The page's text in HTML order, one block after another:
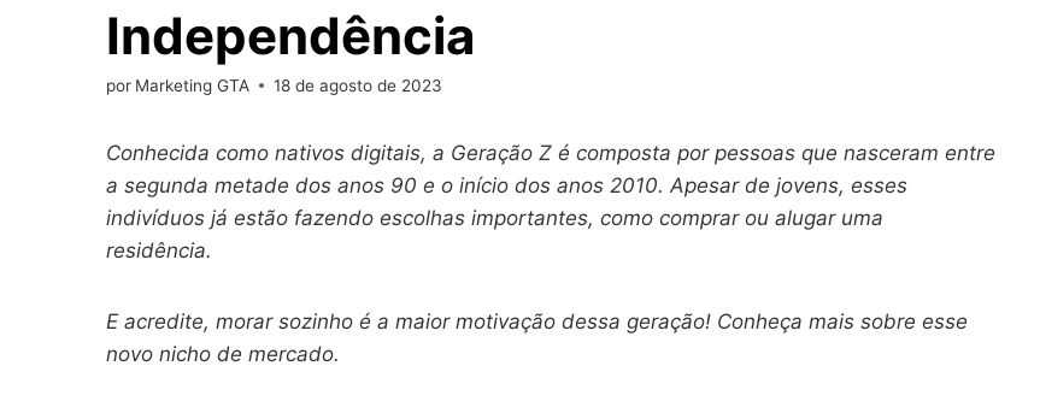
Independência
por Marketing GTA 18 de agosto de 2023
Conhecida como nativos digitais, a Geração Z é composta por pessoas que nasceram entre
a segunda metade dos anos 90 e o início dos anos 2010. Apesar de jovens, esses
indivíduos já estão fazendo escolhas importantes, como comprar ou alugar uma
residência.
E acredite, morar sozinho é a maior motivação dessa geração! Conheça mais sobre esse
novo nicho de mercado.